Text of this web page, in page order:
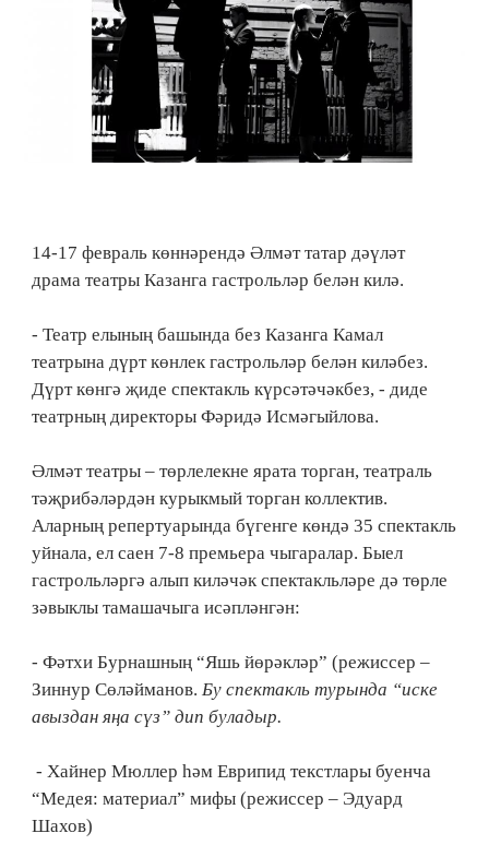
14-17 февраль көннәрендә Әлмәт татар дәүләт
драма театры Казанга гастрольләр белән килә.
- Театр елының башында без Казанга Камал
театрына дүрт көнлек гастрольләр белән киләбез.
Дүрт көнгә җиде спектакль күрсәтәчәкбез, - диде
театрның директоры Фәридә Исмәгыйлова.
Әлмәт театры – төрлелекне ярата торган, театраль
тәҗрибәләрдән курыкмый торган коллектив.
Аларның репертуарында бүгенге көндә 35 спектакль
уйнала, ел саен 7-8 премьера чыгаралар. Быел
гастрольләргә алып киләчәк спектакльләре дә төрле
зәвыклы тамашачыга исәпләнгән:
- Фәтхи Бурнашның “Яшь йөрәкләр” (режиссер –
Зиннур Сөләйманов. Бу спектакль турында “иске
авыздан яңа сүз” дип буладыр.
- Хайнер Мюллер һәм Еврипид текстлары буенча
“Медея: материал” мифы (режиссер – Эдуард
Шахов)